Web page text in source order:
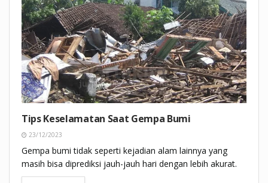
Tips Keselamatan Saat Gempa Bumi
23/12/2023
Gempa bumi tidak seperti kejadian alam lainnya yang
masih bisa diprediksi jauh-jauh hari dengan lebih akurat.